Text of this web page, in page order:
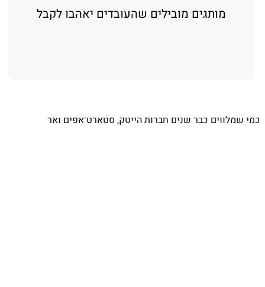
מותגים מובילים שהעובדים יאהבו לקבל
שמלווים כבר שנים חברות הייטק, סטארט־אפים ואר